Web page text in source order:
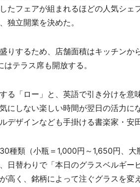
たフェアが組まれるほどの人気シェ
独立開業を決めた。
りするため、店舗面積はキッチンか
テラス席も開放する。
る「ロー」と、英語で引き分けを意
にしない楽しい時間が翌日の活力に
デザインなども手掛ける書楽家・安
種類（小瓶＝1,000円～1,650円、
日替わりで「本日のグラスベルギ
高く、銘柄によって注ぐグラスを変